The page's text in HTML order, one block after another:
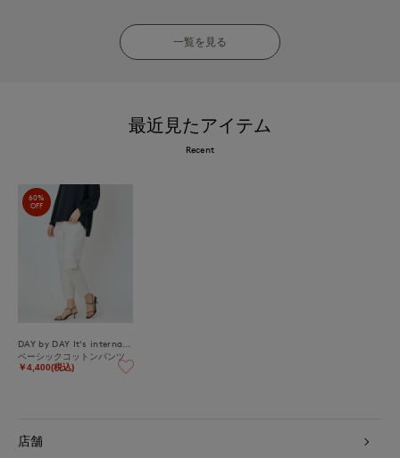
一覧を見る
最近見たアイテム
Recent
60%
OFF
ベーシックコットンパンツ
￥4,400(税込)
店舗